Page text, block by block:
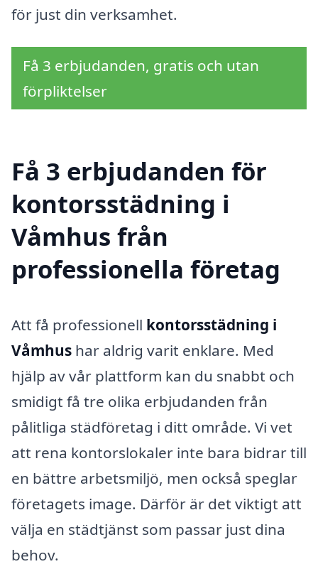
för just din verksamhet.
Få 3 erbjudanden, gratis och utan
förpliktelser
Få 3 erbjudanden för
kontorsstädning i
Våmhus från
professionella företag
Att få professionell kontorsstädning i
Våmhus har aldrig varit enklare. Med
hjälp av vår plattform kan du snabbt och
smidigt få tre olika erbjudanden från
pålitliga städföretag i ditt område. Vi vet
att rena kontorslokaler inte bara bidrar till
en bättre arbetsmiljö, men också speglar
företagets image. Därför är det viktigt att
välja en städtjänst som passar just dina
behov.